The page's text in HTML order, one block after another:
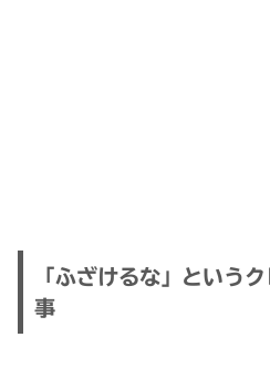
「ふざけるな」という
事